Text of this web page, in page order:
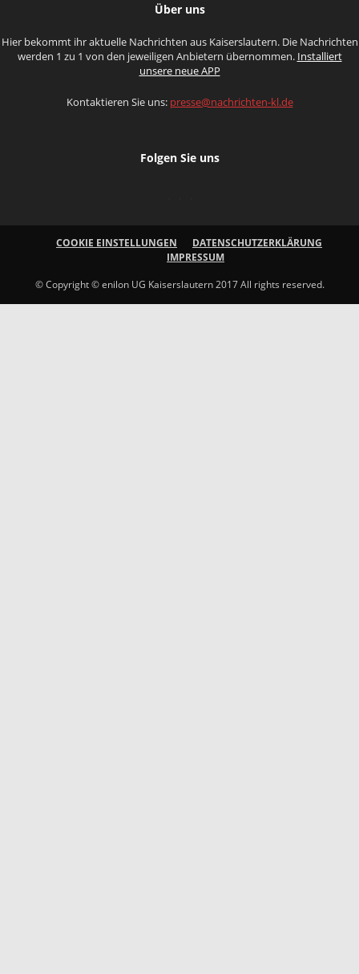
Über uns
Hier bekommt ihr aktuelle Nachrichten aus Kaiserslautern. Die Nachrichten
werden 1 zu 1 von den jeweiligen Anbietern übernommen. Installiert
unsere neue APP
Kontaktieren Sie uns: presse@nachrichten-kl.de
Folgen Sie uns
COOKIE EINSTELLUNGEN
DATENSCHUTZERKLÄRUNG
IMPRESSUM
© Copyright © enilon UG Kaiserslautern 2017 All rights reserved.